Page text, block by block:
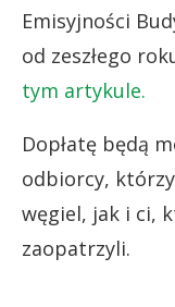
Emisyjności
od zeszłego
tym artykule.
Dopłatę będą
odbiorcy,
węgiel, jak i ci,
zaopatrzyli.